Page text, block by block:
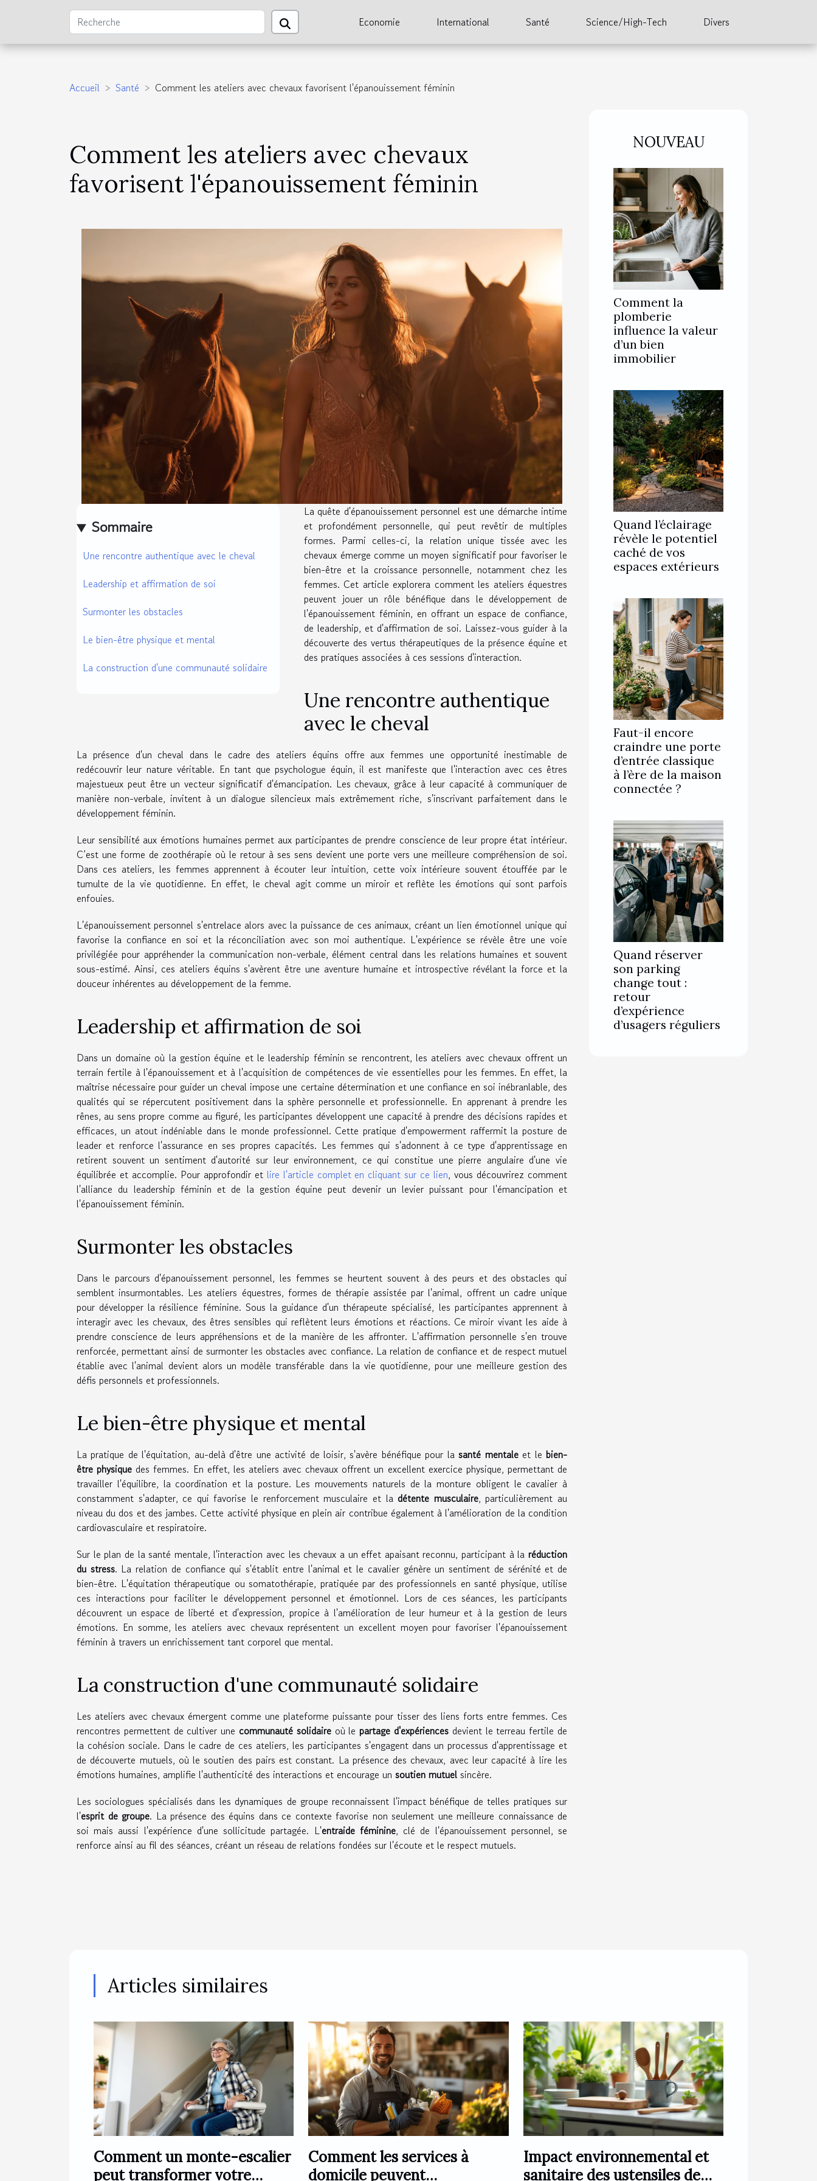
Economie International Santé Science/High-Tech Divers
Accueil Santé Comment les ateliers avec chevaux favorisent l'épanouissement féminin
Comment les ateliers avec chevaux
favorisent l'épanouissement féminin
Sommaire
Une rencontre authentique avec le cheval
Leadership et affirmation de soi
Surmonter les obstacles
Le bien-être physique et mental
La construction d'une communauté solidaire
La quête d'épanouissement personnel est une démarche intime
et profondément personnelle, qui peut revêtir de multiples
formes. Parmi celles-ci, la relation unique tissée avec les
chevaux émerge comme un moyen significatif pour favoriser le
bien-être et la croissance personnelle, notamment chez les
femmes. Cet article explorera comment les ateliers équestres
peuvent jouer un rôle bénéfique dans le développement de
l'épanouissement féminin, en offrant un espace de confiance,
de leadership, et d'affirmation de soi. Laissez-vous guider à la
découverte des vertus thérapeutiques de la présence équine et
des pratiques associées à ces sessions d'interaction.
Une rencontre authentique
avec le cheval
La présence d'un cheval dans le cadre des ateliers équins offre aux femmes une opportunité inestimable de
redécouvrir leur nature véritable. En tant que psychologue équin, il est manifeste que l'interaction avec ces êtres
majestueux peut être un vecteur significatif d'émancipation. Les chevaux, grâce à leur capacité à communiquer de
manière non-verbale, invitent à un dialogue silencieux mais extrêmement riche, s'inscrivant parfaitement dans le
développement féminin.
Leur sensibilité aux émotions humaines permet aux participantes de prendre conscience de leur propre état intérieur.
C’est une forme de zoothérapie où le retour à ses sens devient une porte vers une meilleure compréhension de soi.
Dans ces ateliers, les femmes apprennent à écouter leur intuition, cette voix intérieure souvent étouffée par le
tumulte de la vie quotidienne. En effet, le cheval agit comme un miroir et reflète les émotions qui sont parfois
enfouies.
L'épanouissement personnel s'entrelace alors avec la puissance de ces animaux, créant un lien émotionnel unique qui
favorise la confiance en soi et la réconciliation avec son moi authentique. L'expérience se révèle être une voie
privilégiée pour appréhender la communication non-verbale, élément central dans les relations humaines et souvent
sous-estimé. Ainsi, ces ateliers équins s'avèrent être une aventure humaine et introspective révélant la force et la
douceur inhérentes au développement de la femme.
Leadership et affirmation de soi
Dans un domaine où la gestion équine et le leadership féminin se rencontrent, les ateliers avec chevaux offrent un
terrain fertile à l'épanouissement et à l'acquisition de compétences de vie essentielles pour les femmes. En effet, la
maîtrise nécessaire pour guider un cheval impose une certaine détermination et une confiance en soi inébranlable, des
qualités qui se répercutent positivement dans la sphère personnelle et professionnelle. En apprenant à prendre les
rênes, au sens propre comme au figuré, les participantes développent une capacité à prendre des décisions rapides et
efficaces, un atout indéniable dans le monde professionnel. Cette pratique d'empowerment raffermit la posture de
leader et renforce l'assurance en ses propres capacités. Les femmes qui s'adonnent à ce type d'apprentissage en
retirent souvent un sentiment d'autorité sur leur environnement, ce qui constitue une pierre angulaire d'une vie
équilibrée et accomplie. Pour approfondir et lire l'article complet en cliquant sur ce lien, vous découvrirez comment
l'alliance du leadership féminin et de la gestion équine peut devenir un levier puissant pour l'émancipation et
l'épanouissement féminin.
Surmonter les obstacles
Dans le parcours d'épanouissement personnel, les femmes se heurtent souvent à des peurs et des obstacles qui
semblent insurmontables. Les ateliers équestres, formes de thérapie assistée par l'animal, offrent un cadre unique
pour développer la résilience féminine. Sous la guidance d'un thérapeute spécialisé, les participantes apprennent à
interagir avec les chevaux, des êtres sensibles qui reflètent leurs émotions et réactions. Ce miroir vivant les aide à
prendre conscience de leurs appréhensions et de la manière de les affronter. L'affirmation personnelle s'en trouve
renforcée, permettant ainsi de surmonter les obstacles avec confiance. La relation de confiance et de respect mutuel
établie avec l'animal devient alors un modèle transférable dans la vie quotidienne, pour une meilleure gestion des
défis personnels et professionnels.
Le bien-être physique et mental
La pratique de l'équitation, au-delà d'être une activité de loisir, s'avère bénéfique pour lasanté mentaleet le bien-
être physique des femmes. En effet, les ateliers avec chevaux offrent un excellent exercice physique, permettant de
travailler l'équilibre, la coordination et la posture. Les mouvements naturels de la monture obligent le cavalier à
constamment s'adapter, ce qui favorise le renforcement musculaire et la détente musculaire, particulièrement au
niveau du dos et des jambes. Cette activité physique en plein air contribue également à l'amélioration de la condition
cardiovasculaire et respiratoire.
Sur le plan de la santé mentale, l'interaction avec les chevaux a un effet apaisant reconnu, participant à la réduction
du stress. La relation de confiance qui s'établit entre l'animal et le cavalier génère un sentiment de sérénité et de
bien-être. L'équitation thérapeutique ou somatothérapie, pratiquée par des professionnels en santé physique, utilise
ces interactions pour faciliter le développement personnel et émotionnel. Lors de ces séances, les participants
découvrent un espace de liberté et d'expression, propice à l'amélioration de leur humeur et à la gestion de leurs
émotions. En somme, les ateliers avec chevaux représentent un excellent moyen pour favoriser l'épanouissement
féminin à travers un enrichissement tant corporel que mental.
La construction d'une communauté solidaire
Les ateliers avec chevaux émergent comme une plateforme puissante pour tisser des liens forts entre femmes. Ces
rencontres permettent de cultiver une communauté solidaireoù le partage d'expériences devient le terreau fertile de
la cohésion sociale. Dans le cadre de ces ateliers, les participantes s'engagent dans un processus d'apprentissage et
de découverte mutuels, où le soutien des pairs est constant. La présence des chevaux, avec leur capacité à lire les
émotions humaines, amplifie l'authenticité des interactions et encourage un soutien mutuel sincère.
Les sociologues spécialisés dans les dynamiques de groupe reconnaissent l'impact bénéfique de telles pratiques sur
l'esprit de groupe. La présence des équins dans ce contexte favorise non seulement une meilleure connaissance de
soi mais aussi l'expérience d'une sollicitude partagée. L'entraide féminine, clé de l'épanouissement personnel, se
renforce ainsi au fil des séances, créant un réseau de relations fondées sur l'écoute et le respect mutuels.
NOUVEAU
Comment la
plomberie
influence la valeur
d’un bien
immobilier
Quand l’éclairage
révèle le potentiel
caché de vos
espaces extérieurs
Faut-il encore
craindre une porte
d’entrée classique
à l’ère de la maison
connectée ?
Quand réserver
son parking
change tout :
retour
d’expérience
d’usagers réguliers
Articles similaires
Comment un monte-escalier
peut transformer votre
Comment les services à
domicile peuvent
Impact environnemental et
sanitaire des ustensiles de